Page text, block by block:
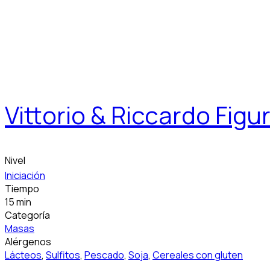
Vittorio & Riccardo
Nivel
Iniciación
Tiempo
15 min
Categoría
Masas
Alérgenos
Lácteos, Sulfitos, Pescado, Soja, Cereales con gluten